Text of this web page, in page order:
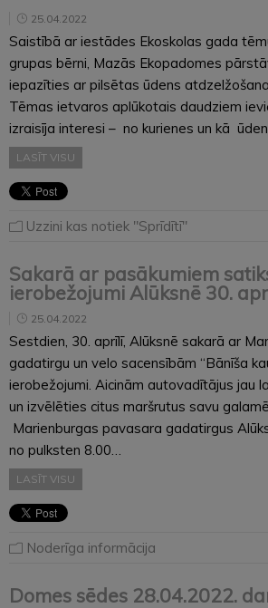
25.04.2022
Saistībā ar iestādes Ekoskolas gada
grupas bērni, Mazās Ekopadomes
iepazīties ar pilsētas ūdens
Tēmas ietvaros aplūkotais daudziem
izraisīja interesi – no kurienes un kā
LASĪT VISU
Uzzini kas notiek "Sprīdītī"
Sakarā ar pasākumiem
ierobežojumi Alūksnē 30.
25.04.2022
Sestdien, 30. aprīlī, Alūksnē sakarā ar
gadatirgu un velo sacensībām “Bānīša
ierobežojumi. Aicinām autovadītājus jau
un izvēlēties citus maršrutus savu
Marienburgas pavasara gadatirgus
no pulksten 8.00…
LASĪT VISU
Noderīga informācija
Domes sēdes 28.04.2022.